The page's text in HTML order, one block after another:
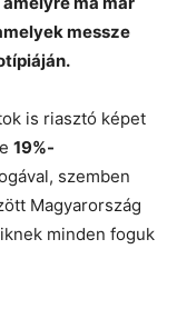
messze
is riasztó képet
19%-
szemben
Magyarország
minden foguk